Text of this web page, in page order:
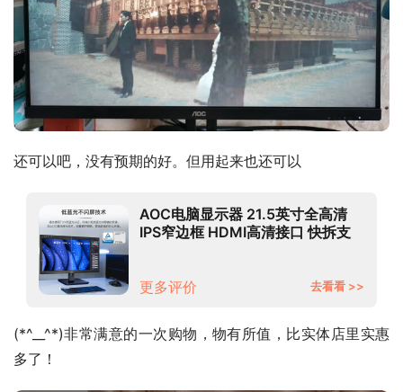
还可以吧，没有预期的好。但用起来也还可以
AOC电脑显示器 21.5英寸全高清
IPS窄边框 HDMI高清接口 快拆支
更多评价
去看看 >>
(*^__^*)非常满意的一次购物，物有所值，比实体店里实惠
多了！